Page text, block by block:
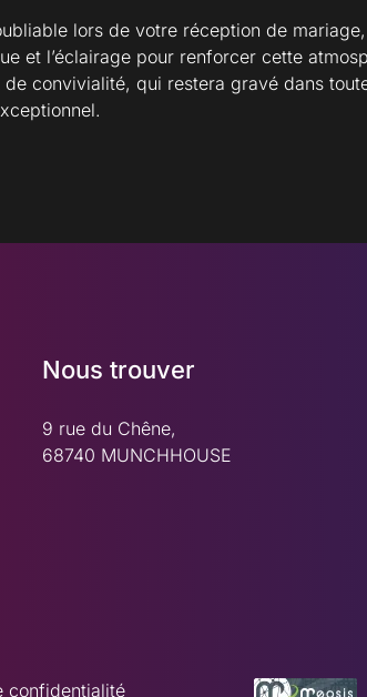
lors de votre réception de
et l’éclairage pour renforcer cette
convivialité, qui restera gravé dans
Nous trouver
9 rue du Chêne,
68740 MUNCHHOUSE
confidentialité